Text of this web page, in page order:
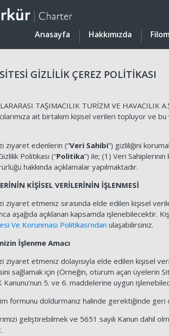
Anasayfa Hakkımızda
GİZLİLİK ÇEREZ POLİTİKASI
TAŞIMACILIK TURİZM VE HAVACILIK
ait birtakım kişisel verileri topluyor ve
ziyaret edenlerin (“Veri Sahibi”) gizliliğini
Politikası (“Politika”) ile; (1) Veri
hakkında açıklamalar yapılmaktadır.
KİŞİSEL VERİLERİNİN İŞLENMESİ
etmeniz sırasında elde edilen kişisel
aşağıda açıklanan kapsamda
Ve Korunması Politikası’ndan ulaşabilirsiniz.
İşlenme Amacı
ziyaret etmeniz dolayısıyla elde edilen kişisel
sağlamak için (Örneğin, oturum açan üyelerin
Kanunu’nun 5. ve 6. maddelerine uygun
formunu doldurmanız halinde gerektiğinde geri
geliştirebilmek ve 5651 sayılı Kanun dahil